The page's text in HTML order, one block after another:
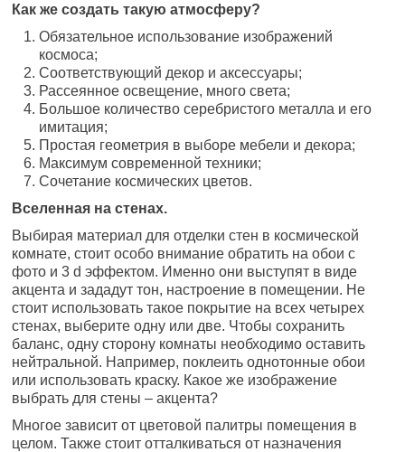
Как же создать такую атмосферу?
Обязательное использование изображений
космоса;
Соответствующий декор и аксессуары;
Рассеянное освещение, много света;
Большое количество серебристого металла и его
имитация;
Простая геометрия в выборе мебели и декора;
Максимум современной техники;
Сочетание космических цветов.
Вселенная на стенах.
Выбирая материал для отделки стен в космической
комнате, стоит особо внимание обратить на обои с
фото и 3 d эффектом. Именно они выступят в виде
акцента и зададут тон, настроение в помещении. Не
стоит использовать такое покрытие на всех четырех
стенах, выберите одну или две. Чтобы сохранить
баланс, одну сторону комнаты необходимо оставить
нейтральной. Например, поклеить однотонные обои
или использовать краску. Какое же изображение
выбрать для стены – акцента?
Многое зависит от цветовой палитры помещения в
целом. Также стоит отталкиваться от назначения